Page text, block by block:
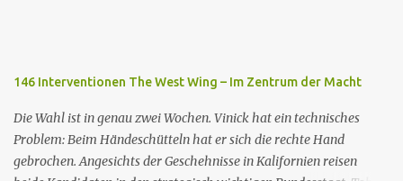
ihres Mannes Bescheid weiß, bleibt C. J. bei ihrer Position, um den
Präsidenten nicht bloßzustellen. Josh bittet C.J. seinerseits, dass der
Präsident kommt, um die Einrichtung eines Forschungslabors in
Austin, Texas, anzukündigen, um Santos...
146 Interventionen The West Wing – Im Zentrum der Macht
Die Wahl ist in genau zwei Wochen. Vinick hat ein technisches
Problem: Beim Händeschütteln hat er sich die rechte Hand
gebrochen. Angesichts der Geschehnisse in Kalifornien reisen